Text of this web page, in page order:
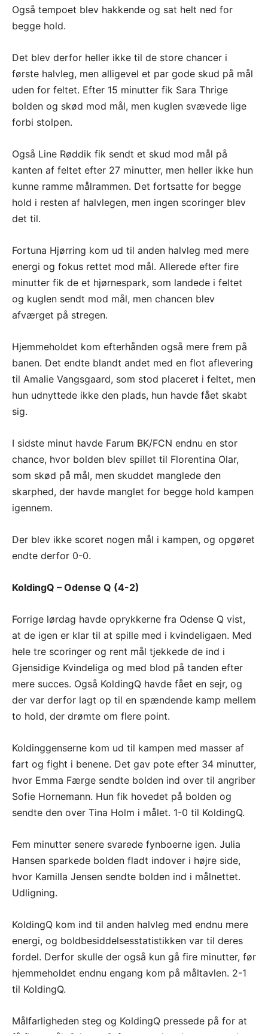
Også tempoet blev hakkende og sat helt ned for
begge hold.
Det blev derfor heller ikke til de store chancer i
første halvleg, men alligevel et par gode skud på mål
uden for feltet. Efter 15 minutter fik Sara Thrige
bolden og skød mod mål, men kuglen svævede lige
forbi stolpen.
Også Line Røddik fik sendt et skud mod mål på
kanten af feltet efter 27 minutter, men heller ikke hun
kunne ramme målrammen. Det fortsatte for begge
hold i resten af halvlegen, men ingen scoringer blev
det til.
Fortuna Hjørring kom ud til anden halvleg med mere
energi og fokus rettet mod mål. Allerede efter fire
minutter fik de et hjørnespark, som landede i feltet
og kuglen sendt mod mål, men chancen blev
afværget på stregen.
Hjemmeholdet kom efterhånden også mere frem på
banen. Det endte blandt andet med en flot aflevering
til Amalie Vangsgaard, som stod placeret i feltet, men
hun udnyttede ikke den plads, hun havde fået skabt
sig.
I sidste minut havde Farum BK/FCN endnu en stor
chance, hvor bolden blev spillet til Florentina Olar,
som skød på mål, men skuddet manglede den
skarphed, der havde manglet for begge hold kampen
igennem.
Der blev ikke scoret nogen mål i kampen, og opgøret
endte derfor 0-0.
KoldingQ – Odense Q (4-2)
Forrige lørdag havde oprykkerne fra Odense Q vist,
at de igen er klar til at spille med i kvindeligaen. Med
hele tre scoringer og rent mål tjekkede de ind i
Gjensidige Kvindeliga og med blod på tanden efter
mere succes. Også KoldingQ havde fået en sejr, og
der var derfor lagt op til en spændende kamp mellem
to hold, der drømte om flere point.
Koldinggenserne kom ud til kampen med masser af
fart og fight i benene. Det gav pote efter 34 minutter,
hvor Emma Færge sendte bolden ind over til angriber
Sofie Hornemann. Hun fik hovedet på bolden og
sendte den over Tina Holm i målet. 1-0 til KoldingQ.
Fem minutter senere svarede fynboerne igen. Julia
Hansen sparkede bolden fladt indover i højre side,
hvor Kamilla Jensen sendte bolden ind i målnettet.
Udligning.
KoldingQ kom ind til anden halvleg med endnu mere
energi, og boldbesiddelsesstatistikken var til deres
fordel. Derfor skulle der også kun gå fire minutter, før
hjemmeholdet endnu engang kom på måltavlen. 2-1
til KoldingQ.
Målfarligheden steg og KoldingQ pressede på for at